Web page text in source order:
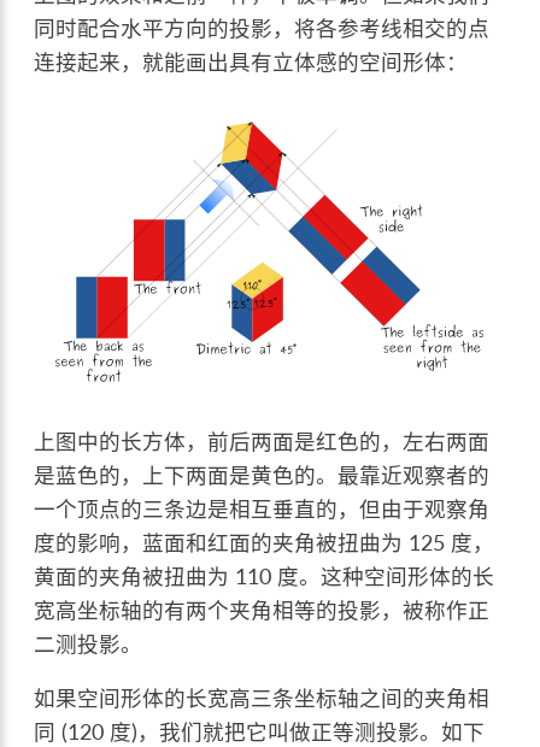
同时配合水平方向的投影，将各参考线相交的点
连接起来，就能画出具有立体感的空间形体：
上图中的长方体，前后两面是红色的，左右两面
是蓝色的，上下两面是黄色的。最靠近观察者的
一个顶点的三条边是相互垂直的，但由于观察角
度的影响，蓝面和红面的夹角被扭曲为 125 度，
黄面的夹角被扭曲为 110 度。这种空间形体的长
宽高坐标轴的有两个夹角相等的投影，被称作正
二测投影。
如果空间形体的长宽高三条坐标轴之间的夹角相
同 (120 度)，我们就把它叫做正等测投影。如下